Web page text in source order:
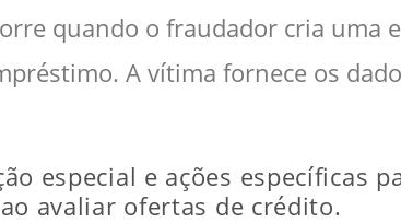
quando o fraudador cria uma
A vítima fornece os
especial e ações específicas
avaliar ofertas de crédito.